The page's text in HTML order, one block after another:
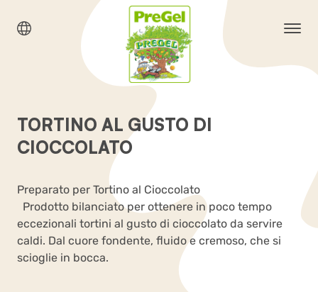
TORTINO AL GUSTO DI
CIOCCOLATO
Preparato per Tortino al Cioccolato
Prodotto bilanciato per ottenere in poco tempo
eccezionali tortini al gusto di cioccolato da servire
caldi. Dal cuore fondente, fluido e cremoso, che si
scioglie in bocca.